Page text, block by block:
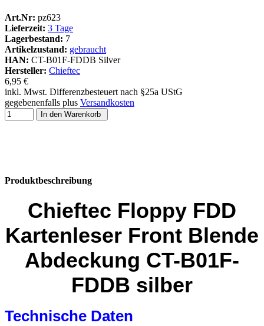
Art.Nr: pz623
Lieferzeit: 3 Tage
Lagerbestand: 7
Artikelzustand: gebraucht
HAN: CT-B01F-FDDB Silver
Hersteller: Chieftec
6,95 €
inkl. Mwst. Differenzbesteuert nach §25a UStG
gegebenenfalls plus Versandkosten
In den Warenkorb
Produktbeschreibung
Chieftec Floppy FDD
Kartenleser Front Blende
Abdeckung CT-B01F-
FDDB silber
Technische Daten